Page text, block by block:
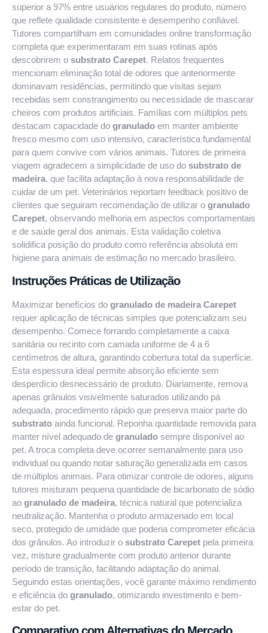
superior a 97% entre usuários regulares do produto, número
que reflete qualidade consistente e desempenho confiável.
Tutores compartilham em comunidades online transformação
completa que experimentaram em suas rotinas após
descobrirem o substrato Carepet. Relatos frequentes
mencionam eliminação total de odores que anteriormente
dominavam residências, permitindo que visitas sejam
recebidas sem constrangimento ou necessidade de mascarar
cheiros com produtos artificiais. Famílias com múltiplos pets
destacam capacidade do granulado em manter ambiente
fresco mesmo com uso intensivo, característica fundamental
para quem convive com vários animais. Tutores de primeira
viagem agradecem a simplicidade de uso do substrato de
madeira, que facilita adaptação à nova responsabilidade de
cuidar de um pet. Veterinários reportam feedback positivo de
clientes que seguiram recomendação de utilizar o granulado
Carepet, observando melhoria em aspectos comportamentais
e de saúde geral dos animais. Esta validação coletiva
solidifica posição do produto como referência absoluta em
higiene para animais de estimação no mercado brasileiro.
Instruções Práticas de Utilização
Maximizar benefícios do granulado de madeira Carepet
requer aplicação de técnicas simples que potencializam seu
desempenho. Comece forrando completamente a caixa
sanitária ou recinto com camada uniforme de 4 a 6
centímetros de altura, garantindo cobertura total da superfície.
Esta espessura ideal permite absorção eficiente sem
desperdício desnecessário de produto. Diariamente, remova
apenas grânulos visivelmente saturados utilizando pá
adequada, procedimento rápido que preserva maior parte do
substrato ainda funcional. Reponha quantidade removida para
manter nível adequado de granulado sempre disponível ao
pet. A troca completa deve ocorrer semanalmente para uso
individual ou quando notar saturação generalizada em casos
de múltiplos animais. Para otimizar controle de odores, alguns
tutores misturam pequena quantidade de bicarbonato de sódio
ao granulado de madeira, técnica natural que potencializa
neutralização. Mantenha o produto armazenado em local
seco, protegido de umidade que poderia comprometer eficácia
dos grânulos. Ao introduzir o substrato Carepet pela primeira
vez, misture gradualmente com produto anterior durante
período de transição, facilitando adaptação do animal.
Seguindo estas orientações, você garante máximo rendimento
e eficiência do granulado, otimizando investimento e bem-
estar do pet.